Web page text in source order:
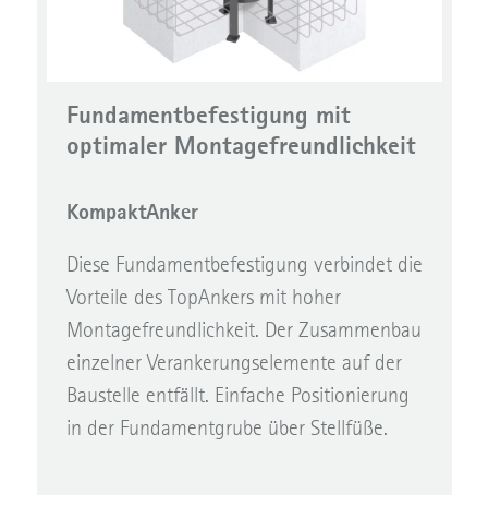
Fundamentbefestigung mit
optimaler Montagefreundlichkeit
KompaktAnker
Diese Fundamentbefestigung verbindet die
Vorteile des TopAnkers mit hoher
Montagefreundlichkeit. Der Zusammenbau
einzelner Verankerungselemente auf der
Baustelle entfällt. Einfache Positionierung
in der Fundamentgrube über Stellfüße.